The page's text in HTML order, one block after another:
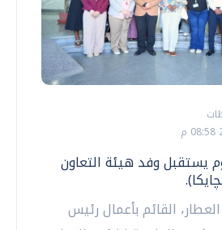
يستقبل وفد هيئة التعاون
القائم بأعمال رئيس